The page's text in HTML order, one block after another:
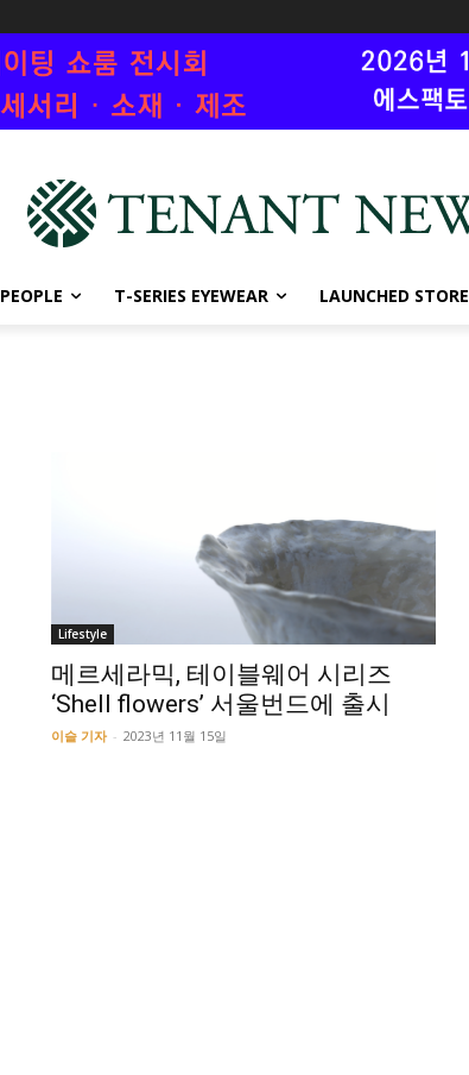
PEOPLE T-SERIES EYEWEAR LAUNCHED STORE
Lifestyle
메르세라믹, 테이블웨어 시리즈
‘Shell flowers’ 서울번드에 출시
이슬 기자 - 2023년 11월 15일